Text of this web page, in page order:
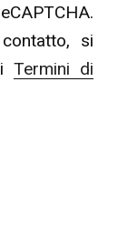
si
iTermini di